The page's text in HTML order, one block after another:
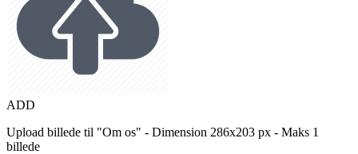
ADD
Upload billede til "Om os" - Dimension 286x203 px - Maks 1
billede